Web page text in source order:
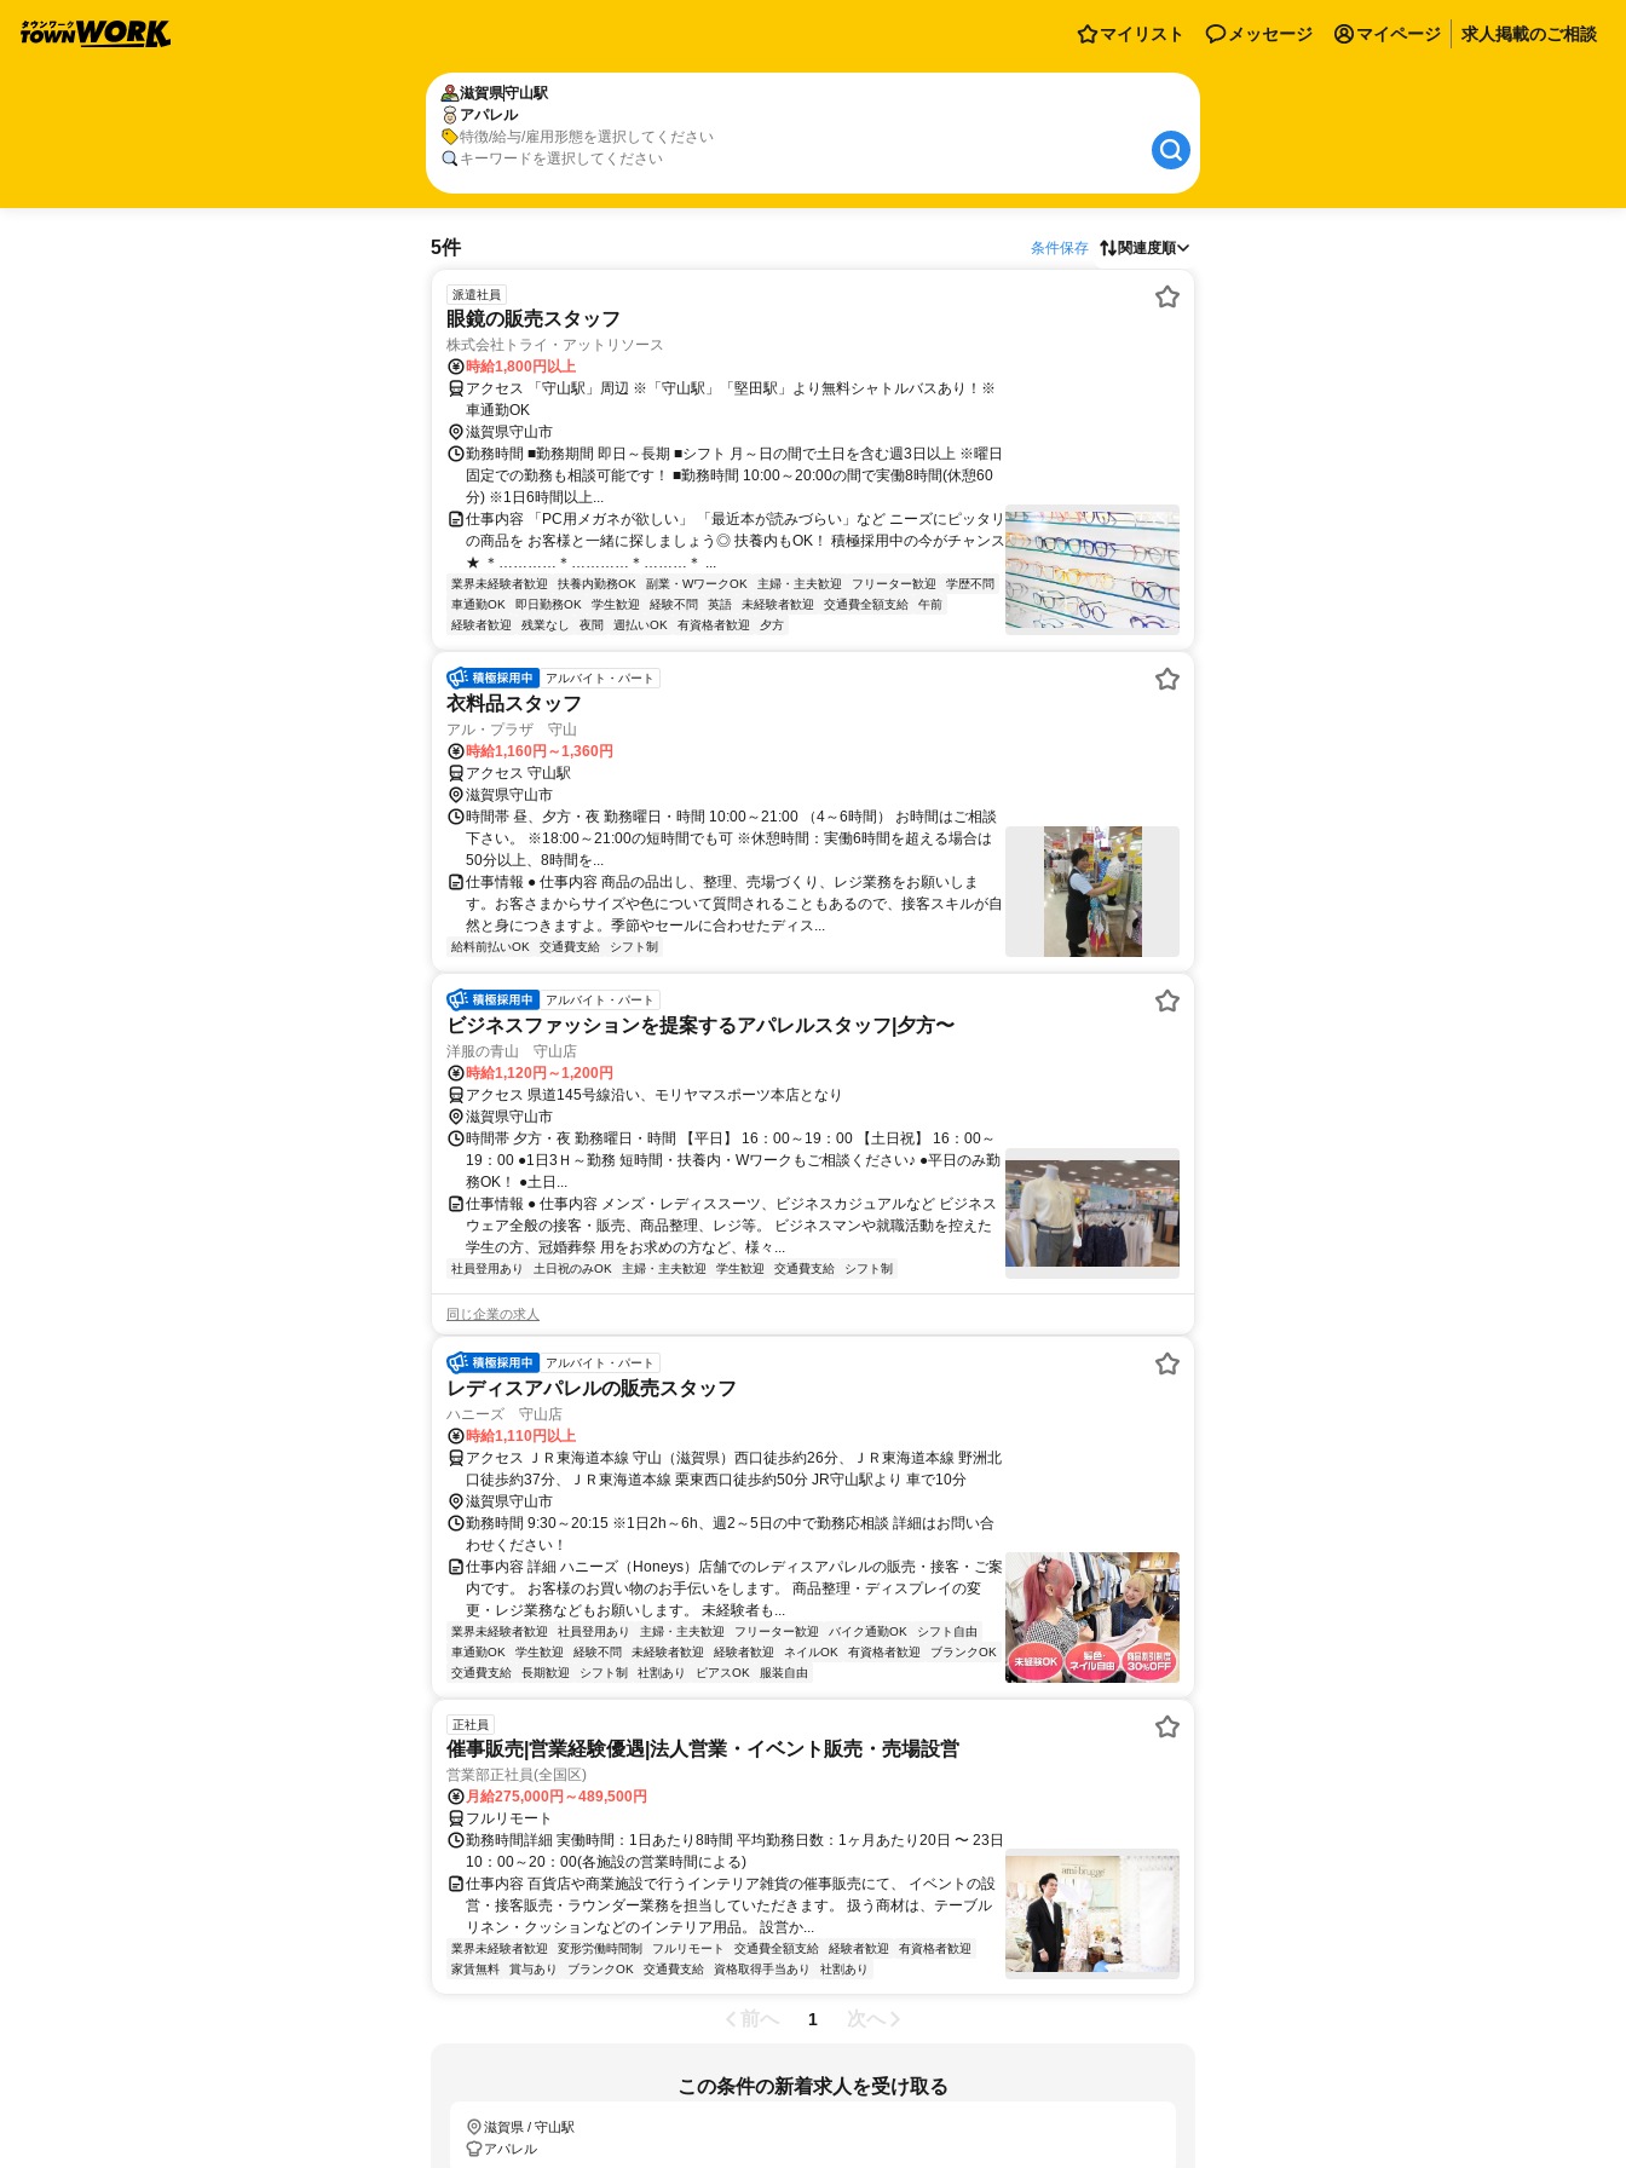
マイリスト メッセージ マイページ 求人掲載のご相談
滋賀県守山駅
アパレル
特徴/給与/雇用形態を選択してください
キーワードを選択してください
5件 条件保存 関連度順
派遣社員
眼鏡の販売スタッフ
株式会社トライ・アットリソース
時給1,800円以上
アクセス 「守山駅」周辺 ※「守山駅」「堅田駅」より無料シャトルバスあり！※
車通勤OK
滋賀県守山市
勤務時間 ■勤務期間 即日～長期 ■シフト 月～日の間で土日を含む週3日以上 ※曜日
固定での勤務も相談可能です！ ■勤務時間 10:00～20:00の間で実働8時間(休憩60
分) ※1日6時間以上...
仕事内容 「PC用メガネが欲しい」 「最近本が読みづらい」など ニーズにピッタリ
の商品を お客様と一緒に探しましょう◎ 扶養内もOK！ 積極採用中の今がチャンス
★ ＊…………＊…………＊………＊ ...
業界未経験者歓迎 扶養内勤務OK 副業・WワークOK 主婦・主夫歓迎 フリーター歓迎
学歴不問
車通勤OK
即日勤務OK 学生歓迎 経験不問 英語 未経験者歓迎 交通費全額支給
午前
経験者歓迎
残業なし 夜間 週払いOK 有資格者歓迎 夕方
アルバイト・パート
衣料品スタッフ
アル・プラザ 守山
時給1,160円～1,360円
アクセス 守山駅
滋賀県守山市
時間帯 昼、夕方・夜 勤務曜日・時間 10:00～21:00 （4～6時間） お時間はご相談
下さい。 ※18:00～21:00の短時間でも可 ※休憩時間：実働6時間を超える場合は
50分以上、8時間を...
仕事情報 ● 仕事内容 商品の品出し、整理、売場づくり、レジ業務をお願いしま
す。お客さまからサイズや色について質問されることもあるので、接客スキルが自
然と身につきますよ。季節やセールに合わせたディス...
給料前払いOK 交通費支給 シフト制
アルバイト・パート
ビジネスファッションを提案するアパレルスタッフ|夕方〜
洋服の青山 守山店
時給1,120円～1,200円
アクセス 県道145号線沿い、モリヤマスポーツ本店となり
滋賀県守山市
時間帯 夕方・夜 勤務曜日・時間 【平日】 16：00～19：00 【土日祝】 16：00～
19：00 ●1日3Ｈ～勤務 短時間・扶養内・Wワークもご相談ください♪ ●平日のみ勤
務OK！ ●土日...
仕事情報 ● 仕事内容 メンズ・レディススーツ、ビジネスカジュアルなど ビジネス
ウェア全般の接客・販売、商品整理、レジ等。 ビジネスマンや就職活動を控えた
学生の方、冠婚葬祭 用をお求めの方など、様々...
社員登用あり 土日祝のみOK 主婦・主夫歓迎 学生歓迎 交通費支給 シフト制
同じ企業の求人
アルバイト・パート
レディスアパレルの販売スタッフ
ハニーズ 守山店
時給1,110円以上
アクセス ＪＲ東海道本線 守山（滋賀県）西口徒歩約26分、ＪＲ東海道本線 野洲北
口徒歩約37分、ＪＲ東海道本線 栗東西口徒歩約50分 JR守山駅より 車で10分
滋賀県守山市
勤務時間 9:30～20:15 ※1日2h～6h、週2～5日の中で勤務応相談 詳細はお問い合
わせください！
仕事内容 詳細 ハニーズ（Honeys）店舗でのレディスアパレルの販売・接客・ご案
内です。 お客様のお買い物のお手伝いをします。 商品整理・ディスプレイの変
更・レジ業務などもお願いします。 未経験者も...
業界未経験者歓迎 社員登用あり 主婦・主夫歓迎 フリーター歓迎 バイク通勤OK
シフト自由
車通勤OK
学生歓迎 経験不問 未経験者歓迎 経験者歓迎 ネイルOK 有資格者歓迎
ブランクOK
交通費支給
長期歓迎 シフト制 社割あり ピアスOK 服装自由
正社員
催事販売|営業経験優遇|法人営業・イベント販売・売場設営
営業部正社員(全国区)
月給275,000円～489,500円
フルリモート
勤務時間詳細 実働時間：1日あたり8時間 平均勤務日数：1ヶ月あたり20日 〜 23日
10：00～20：00(各施設の営業時間による)
仕事内容 百貨店や商業施設で行うインテリア雑貨の催事販売にて、 イベントの設
営・接客販売・ラウンダー業務を担当していただきます。 扱う商材は、テーブル
リネン・クッションなどのインテリア用品。 設営か...
業界未経験者歓迎 変形労働時間制 フルリモート 交通費全額支給 経験者歓迎
有資格者歓迎
家賃無料
賞与あり ブランクOK 交通費支給 資格取得手当あり 社割あり
前へ 1 次へ
この条件の新着求人を受け取る
滋賀県 / 守山駅
アパレル